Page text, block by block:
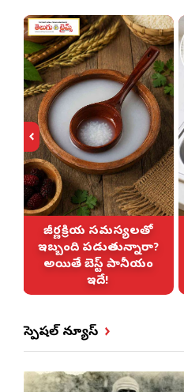
జీర్ణక్రియ సమస్యలతో
ఇబ్బంది పడుతున్నారా?
అయితే బెస్ట్ పానీయం
ఇదే!
స్పెషల్ న్యూస్